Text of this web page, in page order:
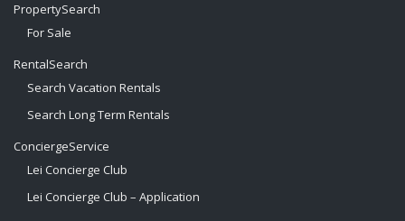
PropertySearch
For Sale
RentalSearch
Search Vacation Rentals
Search Long Term Rentals
ConciergeService
Lei Concierge Club
Lei Concierge Club – Application